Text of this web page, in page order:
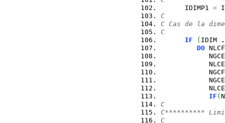
      IDIMP1
=
C
C Cas de la
C
IF
( IDIM
.
DO
IF (
C
C**********
C